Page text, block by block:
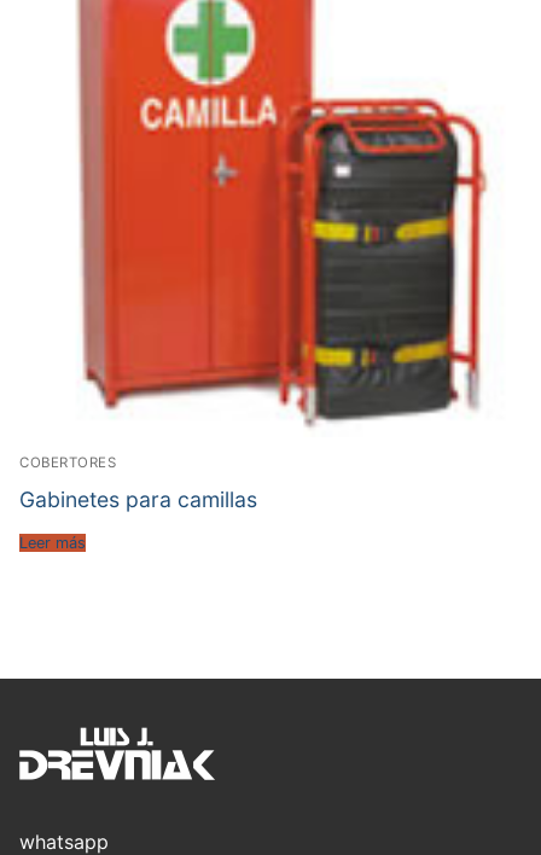
COBERTORES
Gabinetes para camillas
Leer más
whatsapp